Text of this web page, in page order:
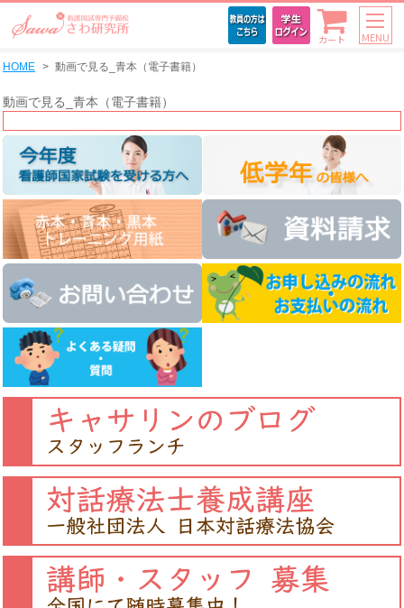
カート MENU
HOME 動画で見る_青本（電子書籍）
動画で見る_青本（電子書籍）